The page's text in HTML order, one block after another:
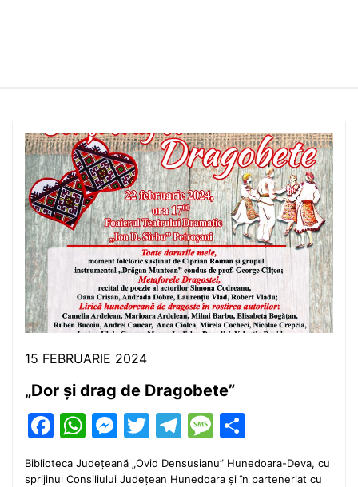
15 FEBRUARIE 2024
„Dor și drag de Dragobete”
Facebook
WhatsApp
Messenger
Twitter
Telegram
Message
Biblioteca Județeană „Ovid Densusianu” Hunedoara-Deva, cu
sprijinul Consiliului Județean Hunedoara și în parteneriat cu